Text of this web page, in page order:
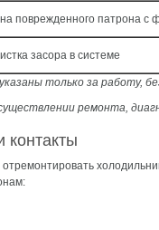
поврежденного патрона с
засора в системе
только за работу,
ремонта,
контакты
отремонтировать